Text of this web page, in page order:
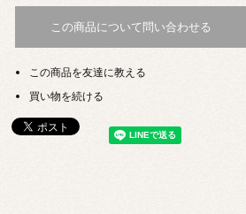
この商品について問い合わせる
この商品を友達に教える
買い物を続ける